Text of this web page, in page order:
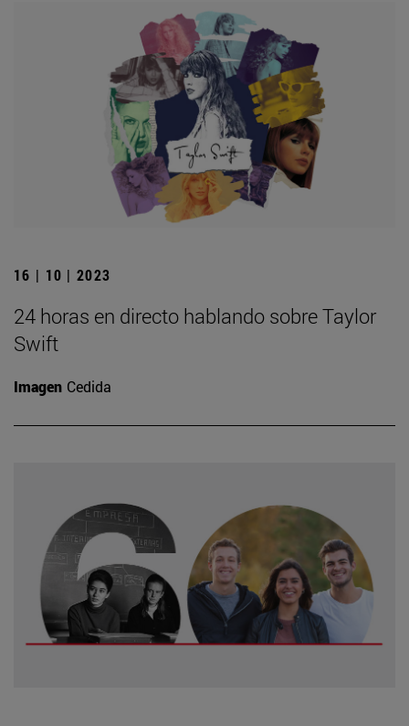
16 | 10 | 2023
24 horas en directo hablando sobre Taylor
Swift
Imagen Cedida